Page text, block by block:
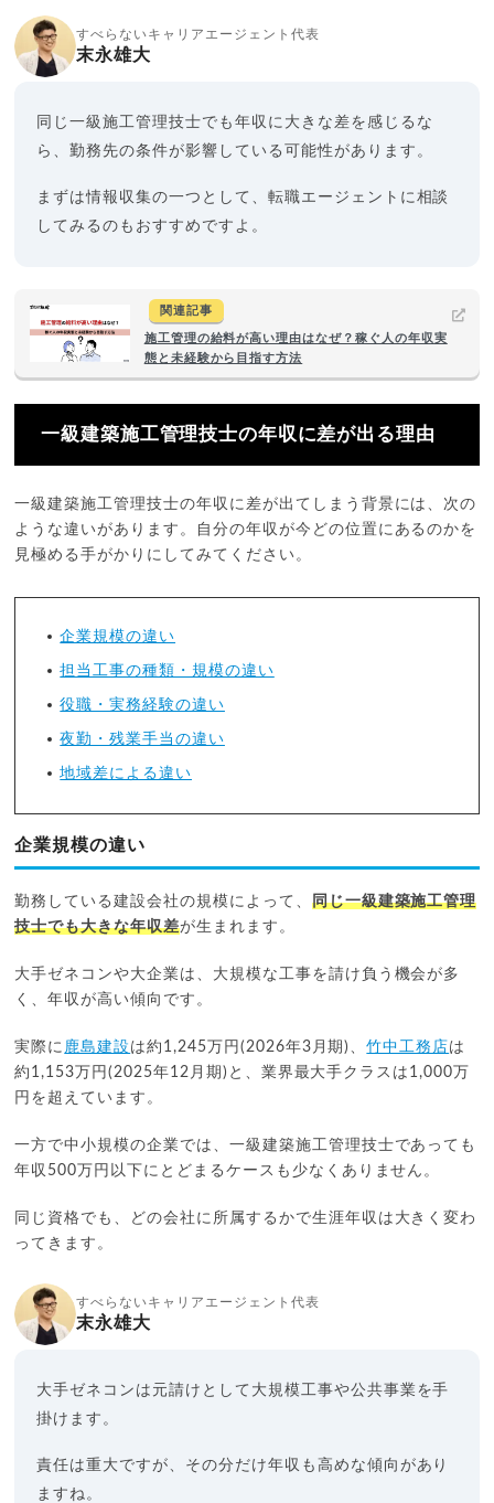
すべらないキャリアエージェント代表
末永雄大
同じ一級施工管理技士でも年収に大きな差を感じるな
ら、勤務先の条件が影響している可能性があります。
まずは情報収集の一つとして、転職エージェントに相談
してみるのもおすすめですよ。
関連記事
施工管理の給料が高い理由はなぜ？稼ぐ人の年収実
態と未経験から目指す方法
一級建築施工管理技士の年収に差が出る理由
一級建築施工管理技士の年収に差が出てしまう背景には、次の
ような違いがあります。自分の年収が今どの位置にあるのかを
見極める手がかりにしてみてください。
企業規模の違い
担当工事の種類・規模の違い
役職・実務経験の違い
夜勤・残業手当の違い
地域差による違い
企業規模の違い
勤務している建設会社の規模によって、 同じ一級建築施工管理
技士でも大きな年収差が生まれます。
大手ゼネコンや大企業は、大規模な工事を請け負う機会が多
く、年収が高い傾向です。
実際に 鹿島建設 は約1,245万円(2026年3月期)、竹中工務店は
約1,153万円(2025年12月期)と、業界最大手クラスは1,000万
円を超えています。
一方で中小規模の企業では、一級建築施工管理技士であっても
年収500万円以下にとどまるケースも少なくありません。
同じ資格でも、どの会社に所属するかで生涯年収は大きく変わ
ってきます。
すべらないキャリアエージェント代表
末永雄大
大手ゼネコンは元請けとして大規模工事や公共事業を手
掛けます。
責任は重大ですが、その分だけ年収も高めな傾向があり
ますね。